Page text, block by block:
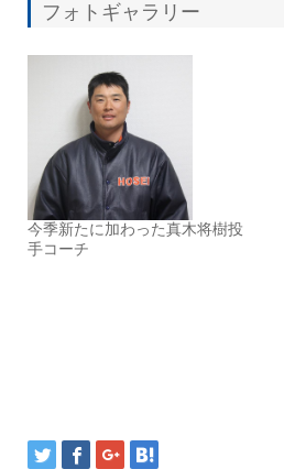
フォトギャラリー
今季新たに加わった真木将樹投
手コーチ